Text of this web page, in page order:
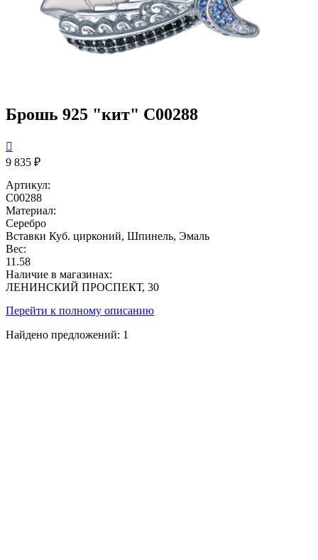
Брошь 925 "кит" C00288

9 835 ₽
Артикул:
C00288
Материал:
Серебро
Вставки Куб. цирконий, Шпинель, Эмаль
Вес:
11.58
Наличие в магазинах:
ЛЕНИНСКИЙ ПРОСПЕКТ, 30
Перейти к полному описанию
Найдено предложений: 1